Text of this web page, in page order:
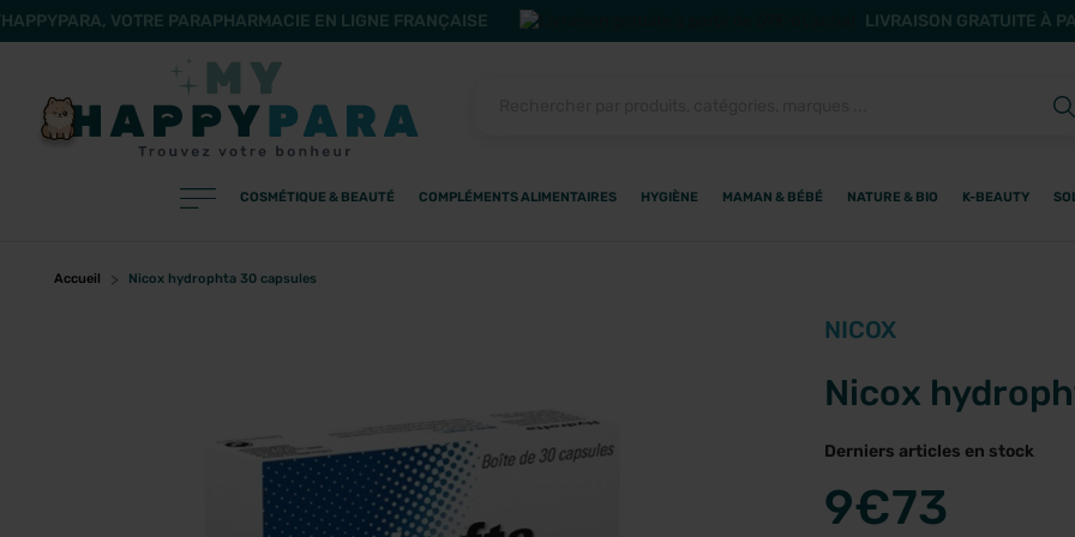
VOTRE PARAPHARMACIE EN LIGNE FRANÇAISE LIVRAISON GRATUITE À
Filtres
COSMÉTIQUE & BEAUTÉ COMPLÉMENTS ALIMENTAIRES HYGIÈNE MAMAN & BÉBÉ NATURE & BIO K-BEAUTY
Accueil Nicox hydrophta 30 capsules
NICOX
Nicox
Derniers articles en stock
9€73